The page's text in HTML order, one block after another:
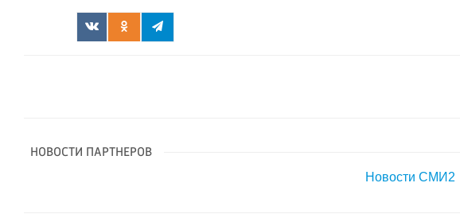
НОВОСТИ ПАРТНЕРОВ
Новости СМИ2